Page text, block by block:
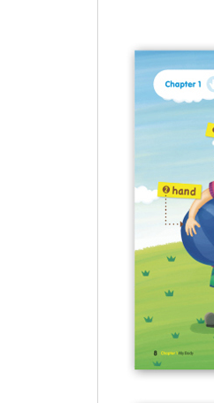
Unit 1 This Is My
Unit 2 I Am in My
Unit 3 What Do I
Chapter Review
Unit 1 Big or Small
Unit 2 Seeds Are in
Unit 3 Fruits on
Chapter Review
Chapter 10 Feelings
Unit 1 We Have
Unit 2 I Feel Happy